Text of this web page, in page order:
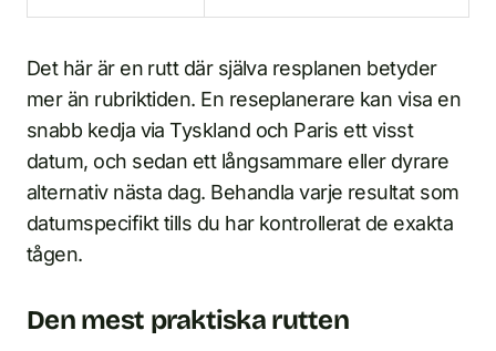
Det här är en rutt där själva resplanen betyder
mer än rubriktiden. En reseplanerare kan visa en
snabb kedja via Tyskland och Paris ett visst
datum, och sedan ett långsammare eller dyrare
alternativ nästa dag. Behandla varje resultat som
datumspecifikt tills du har kontrollerat de exakta
tågen.
Den mest praktiska rutten